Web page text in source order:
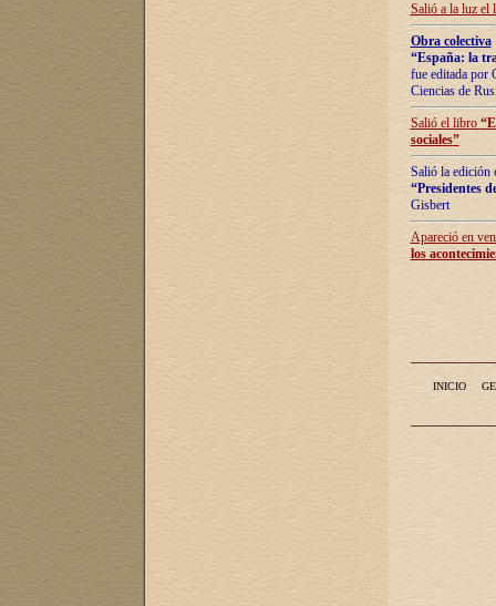
Salió a la luz el
Obra colectiva
“España: la
fue editada por
Ciencias de
Salió el libro “
sociales”
Salió la edición
“Presidentes
Gisbert
Apareció en
los
INICIO